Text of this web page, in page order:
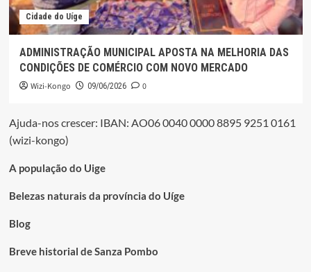
Cidade do Uíge
ADMINISTRAÇÃO MUNICIPAL APOSTA NA MELHORIA DAS
CONDIÇÕES DE COMÉRCIO COM NOVO MERCADO
Wizi-Kongo 09/06/2026 0
Ajuda-nos crescer: IBAN: AO06 0040 0000 8895 9251 0161
(wizi-kongo)
A população do Uige
Belezas naturais da província do Uíge
Blog
Breve historial de Sanza Pombo